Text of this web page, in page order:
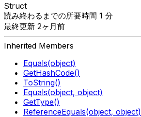
Struct
読み終わるまでの所要時間 1 分
最終更新 2ヶ月前
Inherited Members
Equals(object)
GetHashCode()
ToString()
Equals(object, object)
GetType()
ReferenceEquals(object, object)